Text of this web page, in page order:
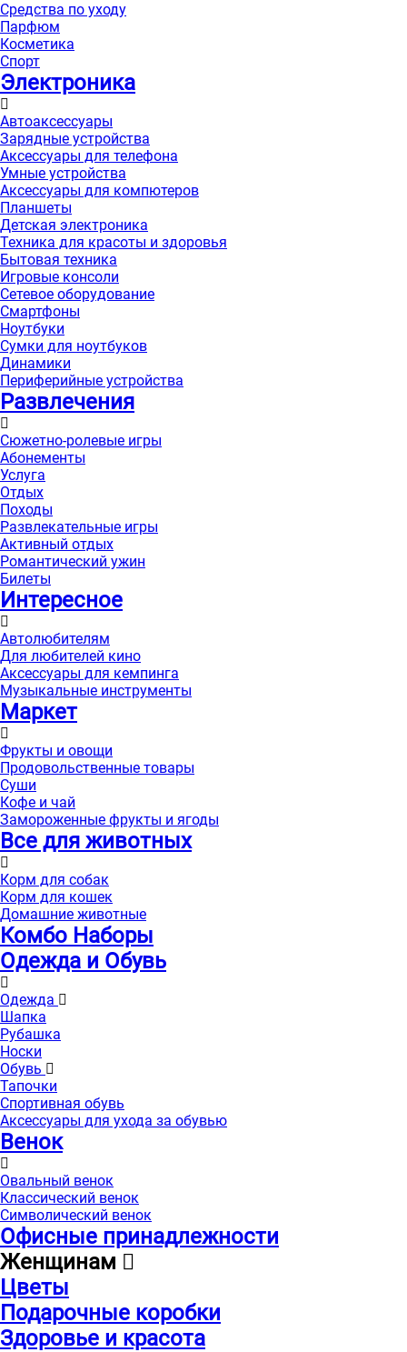
Средства по уходу
Парфюм
Косметика
Спорт
Электроника
Автоаксессуары
Зарядные устройства
Аксессуары для телефона
Умные устройства
Аксессуары для компютеров
Планшеты
Детская электроника
Техника для красоты и здоровья
Бытовая техника
Игровые консоли
Сетевое оборудование
Смартфоны
Ноутбуки
Сумки для ноутбуков
Динамики
Периферийные устройства
Развлечения
Сюжетно-ролевые игры
Абонементы
Услуга
Отдых
Походы
Развлекательные игры
Активный отдых
Романтический ужин
Билеты
Интересноe
Автолюбителям
Для любителей кино
Аксессуары для кемпинга
Музыкальные инструменты
Маркет
Фрукты и овощи
Продовольственные товары
Суши
Кофе и чай
Замороженные фрукты и ягоды
Все для животных
Корм для собак
Корм для кошек
Домашние животные
Комбо Наборы
Одежда и Обувь
Одежда
Шапка
Рубашка
Носки
Обувь
Тапочки
Спортивная обувь
Аксессуары для ухода за обувью
Венок
Овальный венок
Классический венок
Символический венок
Офисные принадлежности
Женщинам
Цветы
Подарочные коробки
Здоровье и красота